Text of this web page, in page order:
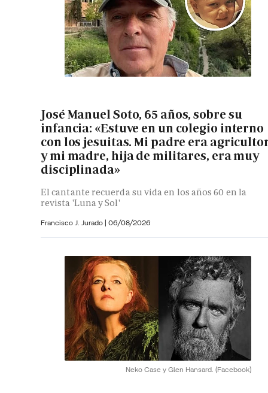
José Manuel Soto, 65 años, sobre su
infancia: «Estuve en un colegio interno
con los jesuitas. Mi padre era
y mi madre, hija de militares, era muy
disciplinada»
El cantante recuerda su vida en los años 60 en la
revista 'Luna y Sol'
Francisco J. Jurado | 06/08/2026
Neko Case y Glen Hansard. (Facebook)